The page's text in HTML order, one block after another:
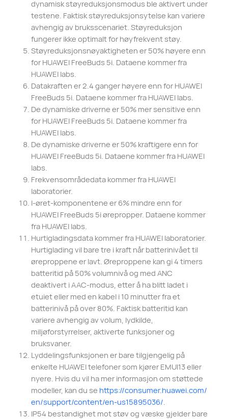
dynamisk støyreduksjonsmodus ble aktivert under
testene. Faktisk støyreduksjonsytelse kan variere
avhengig av bruksscenariet. Støyreduksjon
fungerer ikke optimalt for høyfrekvent støy.
Støyreduksjonsnøyaktigheten er 50% høyere enn
for HUAWEI FreeBuds 5i. Dataene kommer fra
HUAWEI labs.
Datakraften er 2.4 ganger høyere enn for HUAWEI
FreeBuds 5i. Dataene kommer fra HUAWEI labs.
De dynamiske driverne er 50% mer sensitive enn
for HUAWEI FreeBuds 5i. Dataene kommer fra
HUAWEI labs.
De dynamiske driverne er 50% kraftigere enn for
HUAWEI FreeBuds 5i. Dataene kommer fra HUAWEI
labs.
Frekvensområdedata kommer fra HUAWEI
laboratorier.
I-øret-komponentene er 6% mindre enn for
HUAWEI FreeBuds 5i ørepropper. Dataene kommer
fra HUAWEI labs.
Hurtigladingsdata kommer fra HUAWEI laboratorier.
Hurtiglading vil bare tre i kraft når batterinivået til
øreproppene er lavt. Øreproppene kan gi 4 timers
batteritid på 50% volumnivå og med ANC
deaktivert i AAC-modus, etter å ha blitt ladet i
etuiet eller med en kabel i 10 minutter fra et
batterinivå på over 80%. Faktisk batteritid kan
variere avhengig av volum, lydkilde,
miljøforstyrrelser, aktiverte funksjoner og
bruksvaner.
Lyddelingsfunksjonen er bare tilgjengelig på
enkelte HUAWEI telefoner som kjører EMUI13 eller
nyere. Hvis du vil ha mer informasjon om støttede
modeller, kan du se https://consumer.huawei.com/
en/support/content/en-us15895036/
IP54 bestandighet mot støv og væske gjelder bare